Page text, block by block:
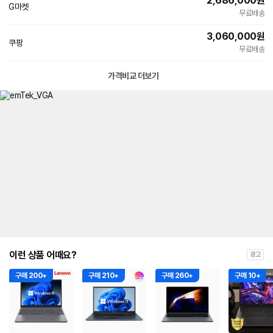
G마켓
무료배송
쿠팡
3,060,000원
무료배송
가격비교 더보기
이런 상품 어때요? 광고
구매 200+ 구매 210+ 구매 260+ 구매 10+